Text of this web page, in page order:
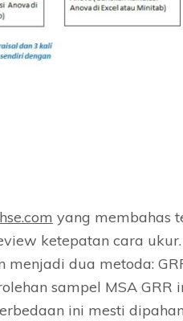
yang membahas
ketepatan cara
dua metoda:
sampel MSA GRR
ini mesti